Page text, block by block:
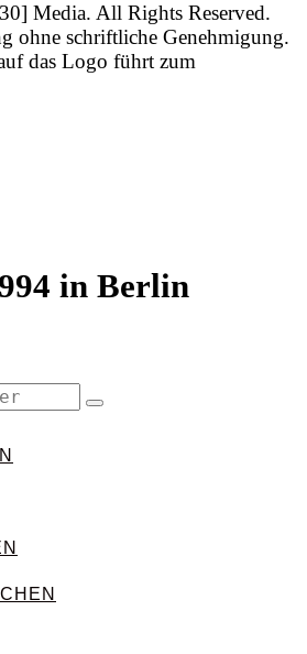
Media. All Rights Reserved.
ohne schriftliche Genehmigung.
das Logo führt zum
in Berlin